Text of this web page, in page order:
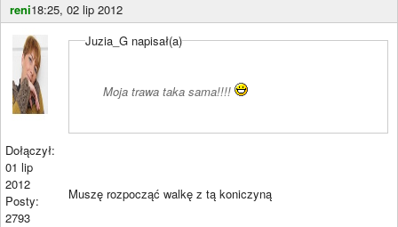
reni18:25, 02 lip 2012
Dołączył:
01 lip
2012
Posty:
2793
Juzia_G napisał(a)
Moja trawa taka sama!!!!
Muszę rozpocząć walkę z tą koniczyną